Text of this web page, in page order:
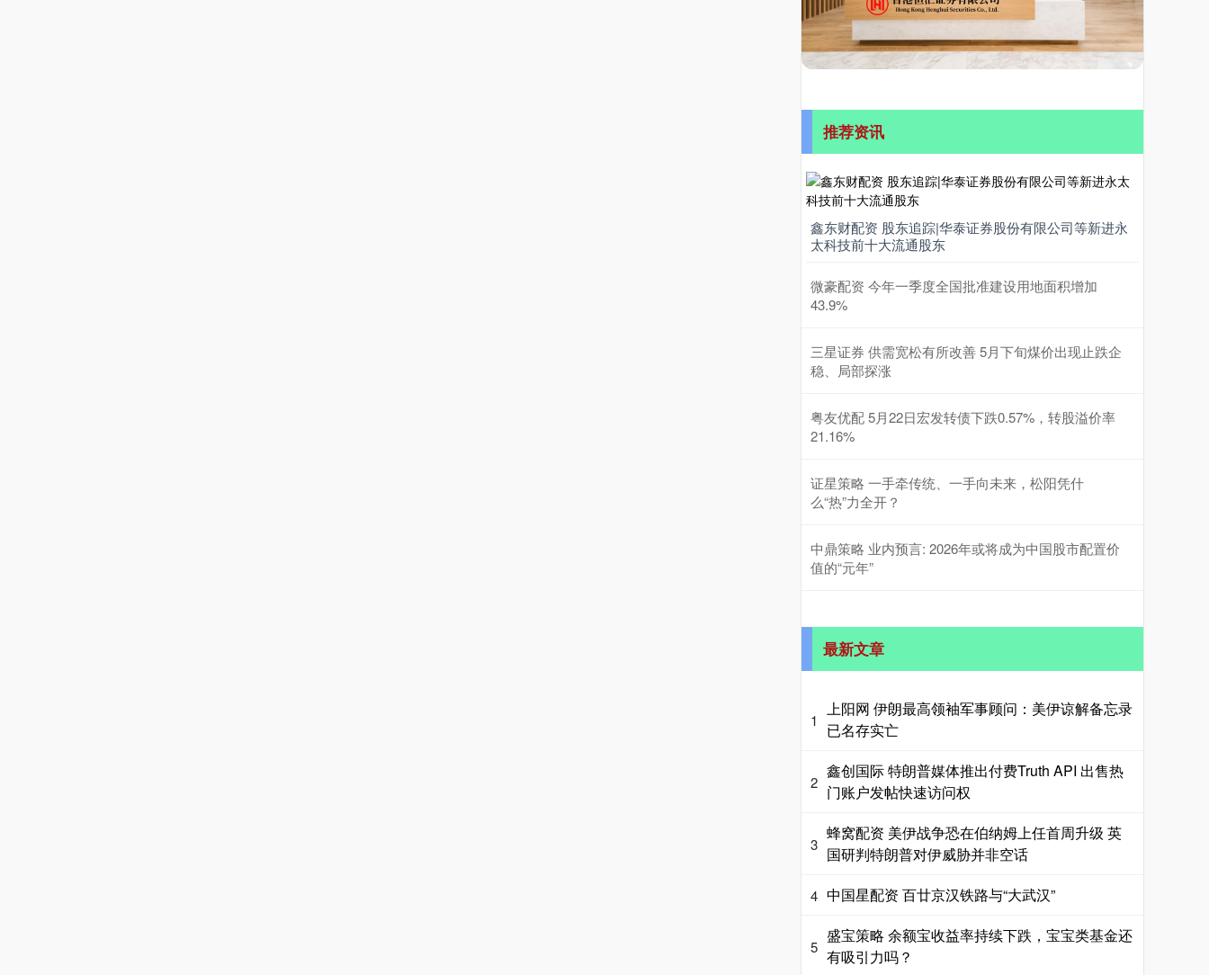
推荐资讯
鑫东财配资 股东追踪|华泰证券股份有限公司等新进永
太科技前十大流通股东
微豪配资 今年一季度全国批准建设用地面积增加
43.9%
三星证券 供需宽松有所改善 5月下旬煤价出现止跌企
稳、局部探涨
粤友优配 5月22日宏发转债下跌0.57%，转股溢价率
21.16%
证星策略 一手牵传统、一手向未来，松阳凭什
么“热”力全开？
中鼎策略 业内预言: 2026年或将成为中国股市配置价
值的“元年”
最新文章
1
上阳网 伊朗最高领袖军事顾问：美伊谅解备忘录
已名存实亡
2
鑫创国际 特朗普媒体推出付费Truth API 出售热
门账户发帖快速访问权
3
蜂窝配资 美伊战争恐在伯纳姆上任首周升级 英
国研判特朗普对伊威胁并非空话
4 中国星配资 百廿京汉铁路与“大武汉”
5
盛宝策略 余额宝收益率持续下跌，宝宝类基金还
有吸引力吗？